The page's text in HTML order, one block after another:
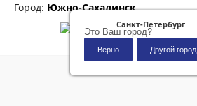
Санкт-Петербург
Это Ваш город?
Верно Другой город
Город: Южно-Сахалинск